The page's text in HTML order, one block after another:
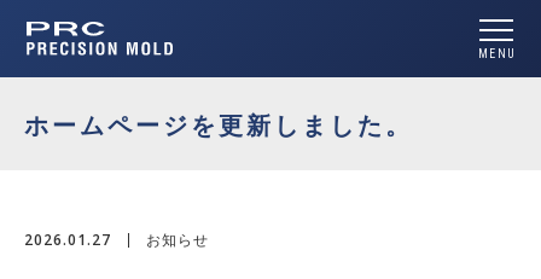
MENU
ホームページを更新しました。
2026.01.27 お知らせ